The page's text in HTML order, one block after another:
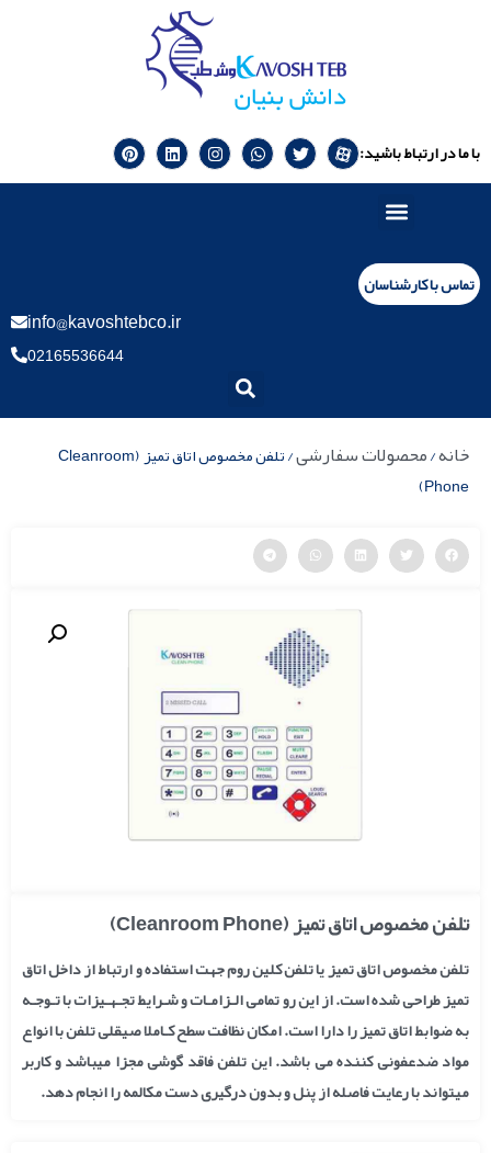
با ما در ارتباط باشید:
تماس با کارشناسان
info@kavoshtebco.ir
02165536644
خانه/محصولات سفارشی
/ تلفن مخصوص اتاق تمیز (Cleanroom
Phone)
تلفن مخصوص اتاق تمیز (Cleanroom Phone)
تلفن مخصوص اتاق تمیز یا تلفن کلین روم جهت استفاده و ارتباط از داخل اتاق
تمیز طراحی شده است. از این رو تمامی الـزامـات و شـرایط تجـهـیزات با تـوجـه
به ضوابط اتاق تمیز را دارا است. امکان نظافت سطح کـاملا صیقلی تلفن با انواع
مواد ضدعفونی کننده می باشد. این تلفن فاقد گوشی مجزا میباشد و کاربر
میتواند با رعایت فاصله از پنل و بدون درگیری دست مکالمه را انجام دهد.